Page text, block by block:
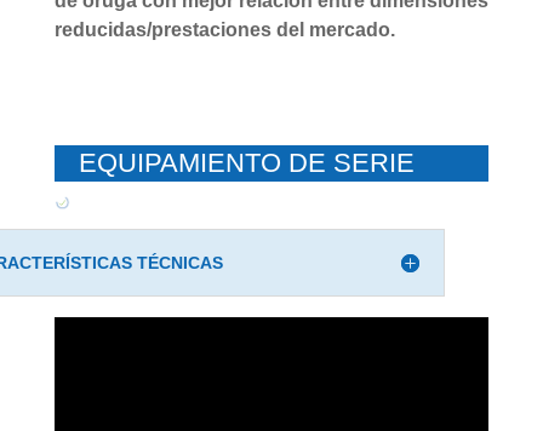
reducidas/prestaciones del mercado.
EQUIPAMIENTO DE SERIE
TÉCNICAS